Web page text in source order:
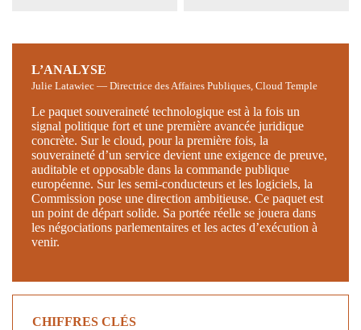
L’ANALYSE
Julie Latawiec — Directrice des Affaires Publiques, Cloud Temple
Le paquet souveraineté technologique est à la fois un
signal politique fort et une première avancée juridique
concrète. Sur le cloud, pour la première fois, la
souveraineté d’un service devient une exigence de preuve,
auditable et opposable dans la commande publique
européenne. Sur les semi-conducteurs et les logiciels, la
Commission pose une direction ambitieuse. Ce paquet est
un point de départ solide. Sa portée réelle se jouera dans
les négociations parlementaires et les actes d’exécution à
venir.
CHIFFRES CLÉS